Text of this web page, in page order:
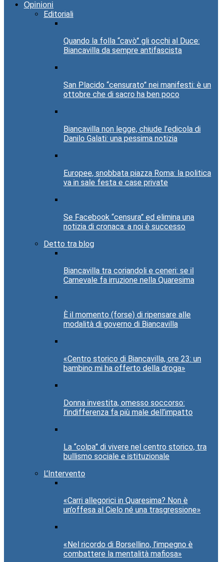
Opinioni
Editoriali
Quando la folla “cavò” gli occhi al Duce:
Biancavilla da sempre antifascista
San Placido “censurato” nei manifesti: è un
ottobre che di sacro ha ben poco
Biancavilla non legge, chiude l’edicola di
Danilo Galati: una pessima notizia
Europee, snobbata piazza Roma: la politica
va in sale festa e case private
Se Facebook “censura” ed elimina una
notizia di cronaca: a noi è successo
Detto tra blog
Biancavilla tra coriandoli e ceneri: se il
Carnevale fa irruzione nella Quaresima
È il momento (forse) di ripensare alle
modalità di governo di Biancavilla
«Centro storico di Biancavilla, ore 23: un
bambino mi ha offerto della droga»
Donna investita, omesso soccorso:
l’indifferenza fa più male dell’impatto
La “colpa” di vivere nel centro storico, tra
bullismo sociale e istituzionale
L’Intervento
«Carri allegorici in Quaresima? Non è
un’offesa al Cielo né una trasgressione»
«Nel ricordo di Borsellino, l’impegno è
combattere la mentalità mafiosa»